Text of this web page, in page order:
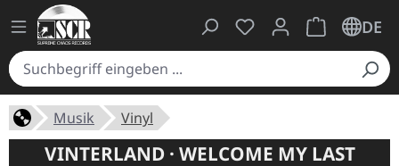
Du hast 0 Produkte
Warenkorb
DE
Musik Vinyl
VINTERLAND · WELCOME MY LAST